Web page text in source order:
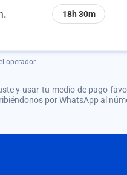
18h 30m
operador
y usar tu medio de pago
por WhatsApp al